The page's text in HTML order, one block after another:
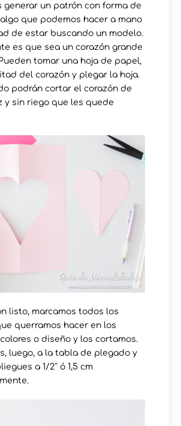
generar un patrón con forma de
que podemos hacer a mano
de estar buscando un modelo.
es que sea un corazón grande
tomar una hoja de papel,
del corazón y plegar la hoja.
podrán cortar el corazón de
y sin riego que les quede
listo, marcamos todos los
querramos hacer en los
o diseño y los cortamos.
luego, a la tabla de plegado y
a 1/2″ ó 1,5 cm